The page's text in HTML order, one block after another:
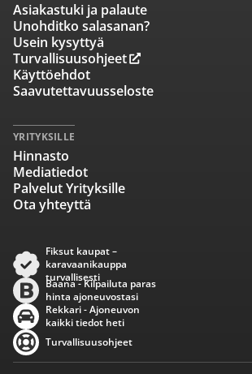
Asiakastuki ja palaute
Unohditko salasanan?
Usein kysyttyä
Turvallisuusohjeet
Käyttöehdot
Saavutettavuusseloste
YRITYKSILLE
Hinnasto
Mediatiedot
Palvelut Yrityksille
Ota yhteyttä
Fiksut kaupat –
karavaanikauppa
turvallisesti
Baana - Kilpailuta paras
hinta ajoneuvostasi
Rekkari - Ajoneuvon
kaikki tiedot heti
Turvallisuusohjeet